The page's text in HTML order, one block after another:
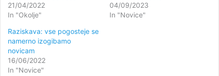
21/04/2022
In "Okolje"
04/09/2023
In "Novice"
Raziskava: vse pogosteje se
namerno izogibamo
novicam
16/06/2022
In "Novice"